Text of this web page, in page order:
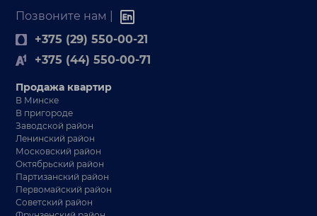
Позвоните нам |
+375 (29) 550-00-21
+375 (44) 550-00-71
Продажа квартир
В Минске
В пригороде
Заводской район
Ленинский район
Московский район
Октябрьский район
Партизанский район
Первомайский район
Советский район